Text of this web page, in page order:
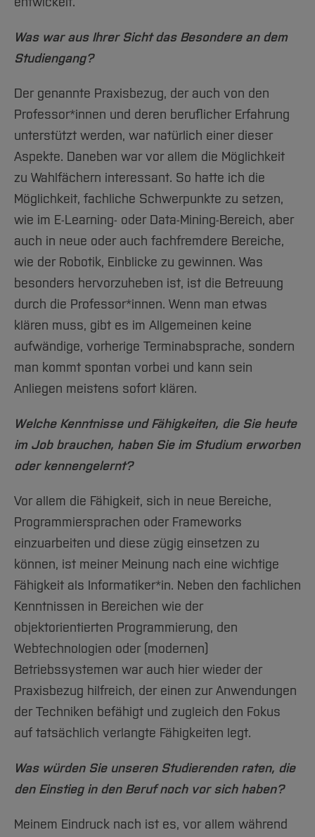
Was war aus Ihrer Sicht das Besondere an dem
Studiengang?
Der genannte Praxisbezug, der auch von den
Professor*innen und deren beruflicher Erfahrung
unterstützt werden, war natürlich einer dieser
Aspekte. Daneben war vor allem die Möglichkeit
zu Wahlfächern interessant. So hatte ich die
Möglichkeit, fachliche Schwerpunkte zu setzen,
wie im E-Learning- oder Data-Mining-Bereich, aber
auch in neue oder auch fachfremdere Bereiche,
wie der Robotik, Einblicke zu gewinnen. Was
besonders hervorzuheben ist, ist die Betreuung
durch die Professor*innen. Wenn man etwas
klären muss, gibt es im Allgemeinen keine
aufwändige, vorherige Terminabsprache, sondern
man kommt spontan vorbei und kann sein
Anliegen meistens sofort klären.
Welche Kenntnisse und Fähigkeiten, die Sie heute
im Job brauchen, haben Sie im Studium erworben
oder kennengelernt?
Vor allem die Fähigkeit, sich in neue Bereiche,
Programmiersprachen oder Frameworks
einzuarbeiten und diese zügig einsetzen zu
können, ist meiner Meinung nach eine wichtige
Fähigkeit als Informatiker*in. Neben den fachlichen
Kenntnissen in Bereichen wie der
objektorientierten Programmierung, den
Webtechnologien oder (modernen)
Betriebssystemen war auch hier wieder der
Praxisbezug hilfreich, der einen zur Anwendungen
der Techniken befähigt und zugleich den Fokus
auf tatsächlich verlangte Fähigkeiten legt.
Was würden Sie unseren Studierenden raten, die
den Einstieg in den Beruf noch vor sich haben?
Meinem Eindruck nach ist es, vor allem während